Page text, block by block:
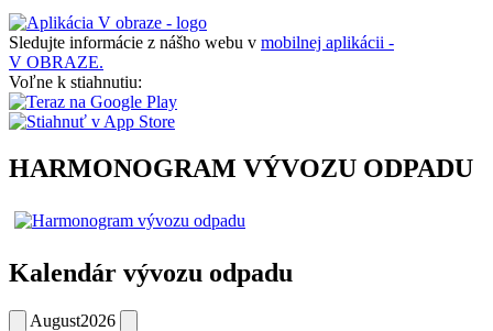
Sledujte informácie z nášho webu v mobilnej aplikácii -
V OBRAZE.
Voľne k stiahnutiu:
HARMONOGRAM VÝVOZU ODPADU
Kalendár vývozu odpadu
August2026